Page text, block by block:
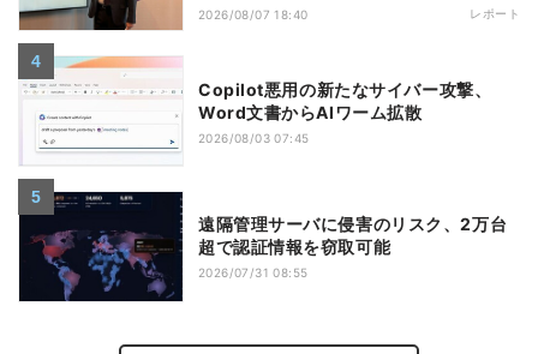
2026/08/07 18:40 レポート
Copilot悪用の新たなサイバー攻撃、
Word文書からAIワーム拡散
2026/08/03 07:45
遠隔管理サーバに侵害のリスク、2万台
超で認証情報を窃取可能
2026/07/31 08:55